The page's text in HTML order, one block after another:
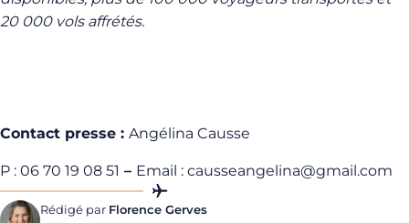
20 000 vols affrétés.
Contact presse : Angélina Causse
P : 06 70 19 08 51 – Email : causseangelina@gmail.com
Rédigé par Florence Gerves